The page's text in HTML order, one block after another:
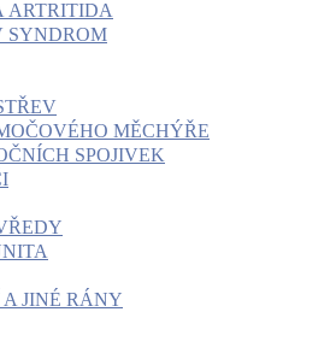
ARTRITIDA
SYNDROM
MĚCHÝŘE
SPOJIVEK
A JINÉ RÁNY